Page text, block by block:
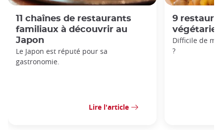
11 chaînes de restaurants
familiaux à découvrir au
Japon
Le Japon est réputé pour sa
gastronomie.
Lire l'article
9
Difficile de
?